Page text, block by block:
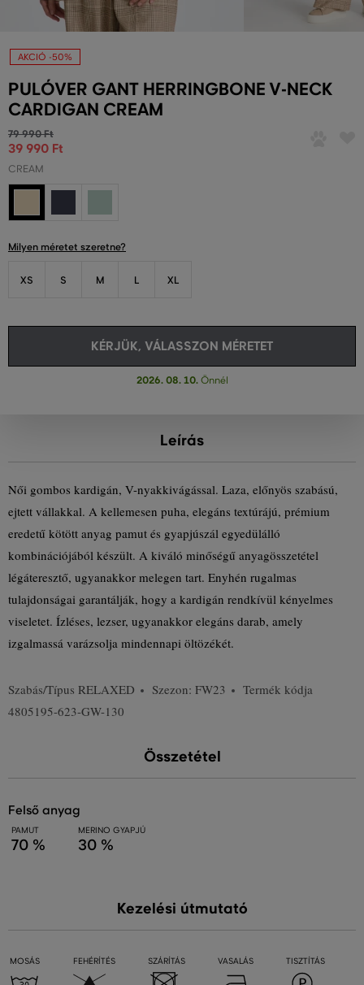
AKCIÓ -50%
PULÓVER GANT HERRINGBONE V-NECK
CARDIGAN CREAM
79 990 Ft
39 990 Ft
CREAM
Milyen méretet szeretne?
XS S M L XL
KÉRJÜK, VÁLASSZON MÉRETET
2026. 08. 10.Önnél
Leírás
Női gombos kardigán, V-nyakkivágással. Laza, előnyös szabású,
ejtett vállakkal. A kellemesen puha, elegáns textúrájú, prémium
eredetű kötött anyag pamut és gyapjúszál egyedülálló
kombinációjából készült. A kiváló minőségű anyagösszetétel
légáteresztő, ugyanakkor melegen tart. Enyhén rugalmas
tulajdonságai garantálják, hogy a kardigán rendkívül kényelmes
viseletet. Ízléses, lezser, ugyanakkor elegáns darab, amely
izgalmassá varázsolja mindennapi öltözékét.
Szabás/Típus RELAXED Szezon: FW23
Termék kódja
4805195-623-GW-130
Összetétel
felső anyag
PAMUT
70 %
MERINO GYAPJÚ
30 %
Kezelési útmutató
MOSÁS FEHÉRÍTÉS SZÁRÍTÁS VASALÁS TISZTÍTÁS